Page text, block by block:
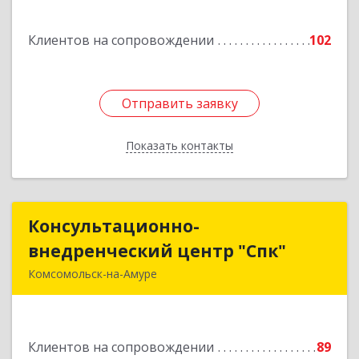
Клиентов на сопровождении 102
Отправить заявку
Показать контакты
Подробнее
Отправить заявку
Назад
Консультационно-
внедренческий центр "Спк"
Комсомольск-на-Амуре
Клиентов на сопровождении 89
Консультационно-
внедренческий центр "Спк"
Подробнее